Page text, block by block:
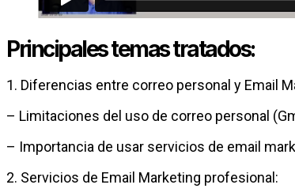
Principales temas tratados:
1. Diferencias entre correo personal y Email
– Limitaciones del uso de correo personal
– Importancia de usar servicios de email
2. Servicios de Email Marketing profesional: